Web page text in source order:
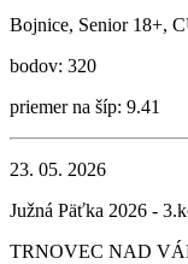
Bojnice, Senior 18+,
bodov: 320
priemer na šíp: 9.41
23. 05. 2026
Južná Päťka 2026 -
TRNOVEC NAD